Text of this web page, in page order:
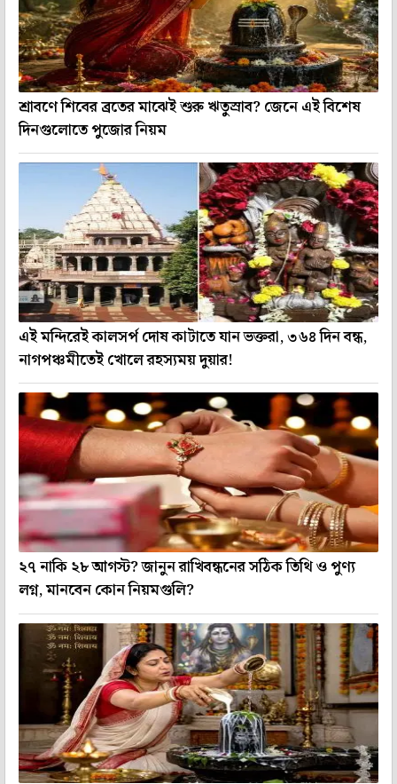
শ্রাবণে শিবের ব্রতের মাঝেই শুরু ঋতুস্রাব? জেনে এই বিশেষ
দিনগুলোতে পুজোর নিয়ম
এই মন্দিরেই কালসর্প দোষ কাটাতে যান ভক্তরা, ৩৬৪ দিন বন্ধ,
নাগপঞ্চমীতেই খোলে রহস্যময় দুয়ার!
২৭ নাকি ২৮ আগস্ট? জানুন রাখিবন্ধনের সঠিক তিথি ও পুণ্য
লগ্ন, মানবেন কোন নিয়মগুলি?